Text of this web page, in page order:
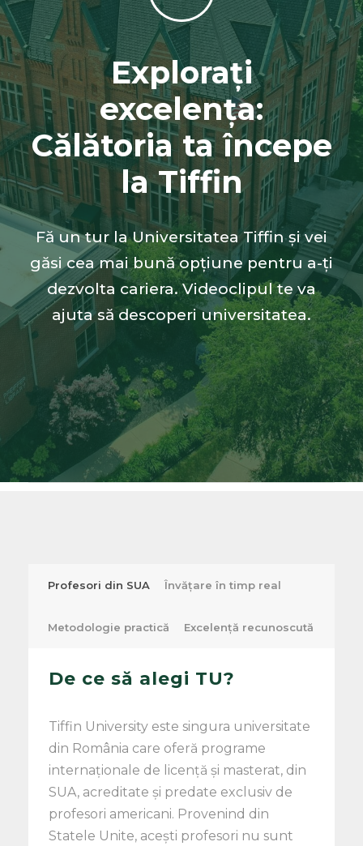
Explorați
excelența:
Călătoria ta începe
la Tiffin
Fă un tur la Universitatea Tiffin și vei
găsi cea mai bună opțiune pentru a-ți
dezvolta cariera. Videoclipul te va
ajuta să descoperi universitatea.
Profesori din SUA Învățare în timp real
Metodologie practică Excelență recunoscută
De ce să alegi TU?
Tiffin University este singura universitate
din România care oferă programe
internaționale de licență și masterat, din
SUA, acreditate și predate exclusiv de
profesori americani. Provenind din
Statele Unite, acești profesori nu sunt